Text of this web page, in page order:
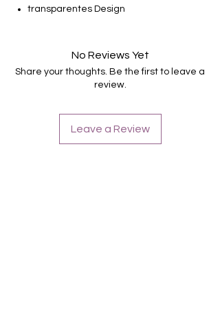
transparentes Design
Für alle Nägel geeignet
Halten bis zu 14 Tage
No Reviews Yet
Share your thoughts. Be the first to leave a
review.
Leave a Review